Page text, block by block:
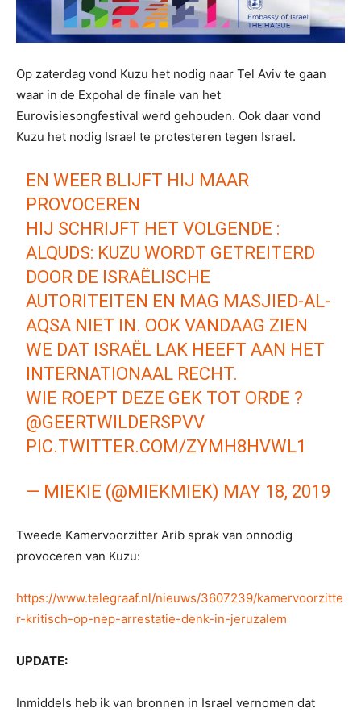
Op zaterdag vond Kuzu het nodig naar Tel Aviv te gaan
waar in de Expohal de finale van het
Eurovisiesongfestival werd gehouden. Ook daar vond
Kuzu het nodig Israel te protesteren tegen Israel.
EN WEER BLIJFT HIJ MAAR
PROVOCEREN
HIJ SCHRIJFT HET VOLGENDE :
ALQUDS: KUZU WORDT GETREITERD
DOOR DE ISRAËLISCHE
AUTORITEITEN EN MAG MASJIED-AL-
AQSA NIET IN. OOK VANDAAG ZIEN
WE DAT ISRAËL LAK HEEFT AAN HET
INTERNATIONAAL RECHT.
WIE ROEPT DEZE GEK TOT ORDE ?
@GEERTWILDERSPVV
PIC.TWITTER.COM/ZYMH8HVWL1
— MIEKIE (@MIEKMIEK) MAY 18, 2019
Tweede Kamervoorzitter Arib sprak van onnodig
provoceren van Kuzu:
https://www.telegraaf.nl/nieuws/3607239/kamervoorzitte
r-kritisch-op-nep-arrestatie-denk-in-jeruzalem
UPDATE:
Inmiddels heb ik van bronnen in Israel vernomen dat